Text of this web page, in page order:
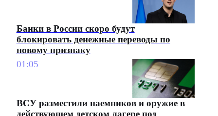
Банки в России скоро будут
блокировать денежные переводы по
новому признаку
01:05
ВСУ разместили наемников и оружие в
действующем детском лагере под